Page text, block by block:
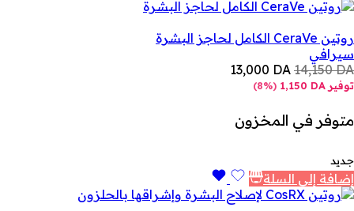
روتين CeraVe الكامل لحاجز البشرة
سيرافي
14,150DA
13,000 DA
توفير 1,150 DA
(
8%
)
متوفر في المخزون
جديد
إضافة إلى السلة